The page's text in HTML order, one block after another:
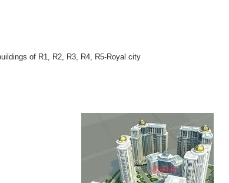
of R1, R2, R3, R4, R5-Royal city